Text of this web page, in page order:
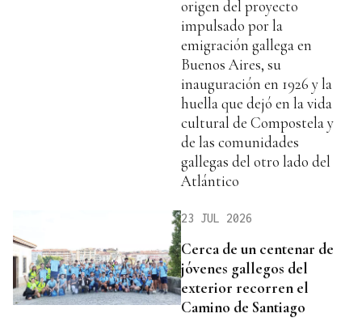
origen del proyecto
impulsado por la
emigración gallega en
Buenos Aires, su
inauguración en 1926 y la
huella que dejó en la vida
cultural de Compostela y
de las comunidades
gallegas del otro lado del
Atlántico
23 JUL 2026
Cerca de un centenar de
jóvenes gallegos del
exterior recorren el
Camino de Santiago